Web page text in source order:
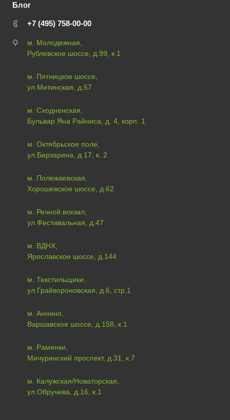
Блог
+7 (495) 758-00-00
м. Молодежная,
Рублевское шоссе, д.99, к.1
м. Пятницкое шоссе,
ул.Митинская, д.57
м. Сходненская,
Бульвар Яна Райниса, д. 4, корп. 1
м. Октябрьское поле,
ул.Берзарина, д.17, к. 2
м. Полежаевская,
Хорошевское шоссе, д.62
м. Речной вокзал,
ул.Фестивальная, д.47
м. ВДНХ,
Ярославское шоссе, д.144
м. Текстильщики,
ул.Грайвороновская, д.6, стр.1
м. Аннино,
Варшавское шоссе, д.158, к.1
м. Раменки,
Мичуринский проспект, д.31, к.7
м. Калужская/Новаторская,
ул.Обручева, д.16, к.1